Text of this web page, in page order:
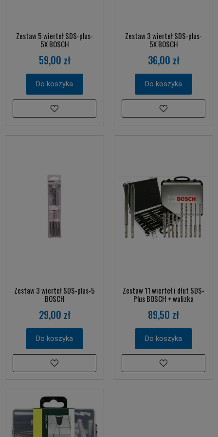
Zestaw 5 wierteł SDS-plus-
5X BOSCH
59,00 zł
Do koszyka
Zestaw 3 wierteł SDS-plus-
5X BOSCH
36,00 zł
Do koszyka
Zestaw 3 wierteł SDS-plus-5
BOSCH
29,00 zł
Do koszyka
Zestaw 11 wierteł i dłut SDS-
Plus BOSCH + walizka
89,50 zł
Do koszyka